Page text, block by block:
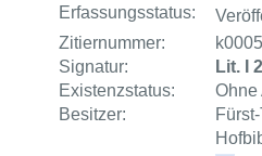
Erfassungsstatus:
Zitiernummer:
Signatur:
Lit. I
Existenzstatus:
Ohne
Besitzer: